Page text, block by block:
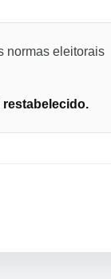
normas eleitorais